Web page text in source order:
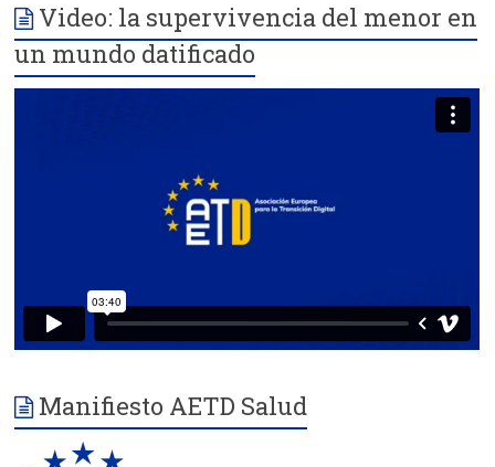
Video: la supervivencia del menor en
un mundo datificado
Manifiesto AETD Salud